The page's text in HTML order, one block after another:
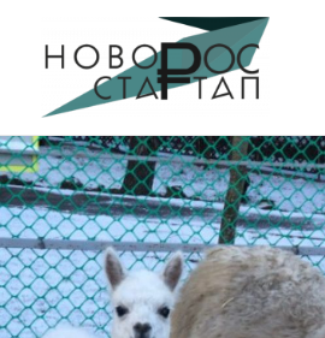
Новорос Стартап